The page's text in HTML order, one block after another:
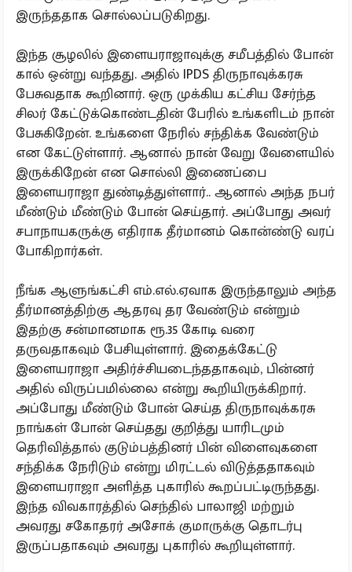
இருந்ததாக சொல்லப்படுகிறது.
இந்த சூழலில் இளையராஜாவுக்கு சமீபத்தில் போன்
கால் ஒன்று வந்தது. அதில் IPDS திருநாவுக்கரசு
பேசுவதாக கூறினார். ஒரு முக்கிய கட்சிய சேர்ந்த
சிலர் கேட்டுக்கொண்டதின் பேரில் உங்களிடம் நான்
பேசுகிறேன். உங்களை நேரில் சந்திக்க வேண்டும்
என கேட்டுள்ளார். ஆனால் நான் வேறு வேளையில்
இருக்கிறேன் என சொல்லி இணைப்பை
இளையராஜா துண்டித்துள்ளார்.. ஆனால் அந்த நபர்
மீண்டும் மீண்டும் போன் செய்தார். அப்போது அவர்
சபாநாயகருக்கு எதிராக தீர்மானம் கொன்ண்டு வரப்
போகிறார்கள்.
நீங்க ஆளுங்கட்சி எம்.எல்.ஏவாக இருந்தாலும் அந்த
தீர்மானத்திற்கு ஆதரவு தர வேண்டும் என்றும்
இதற்கு சன்மானமாக ரூ.35 கோடி வரை
தருவதாகவும் பேசியுள்ளார். இதைக்கேட்டு
இளையராஜா அதிர்ச்சியடைந்ததாகவும், பின்னர்
அதில் விருப்பமில்லை என்று கூறியிருக்கிறார்.
அப்போது மீண்டும் போன் செய்த திருநாவுக்கரசு
நாங்கள் போன் செய்தது குறித்து யாரிடமும்
தெரிவித்தால் குடும்பத்தினர் பின் விளைவுகளை
சந்திக்க நேரிடும் என்று மிரட்டல் விடுத்ததாகவும்
இளையராஜா அளித்த புகாரில் கூறப்பட்டிருந்தது.
இந்த விவகாரத்தில் செந்தில் பாலாஜி மற்றும்
அவரது சகோதரர் அசோக் குமாருக்கு தொடர்பு
இருப்பதாகவும் அவரது புகாரில் கூறியுள்ளார்.